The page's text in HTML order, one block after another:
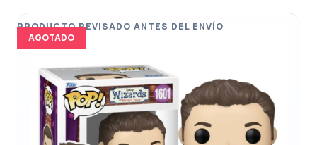
AGOTADO